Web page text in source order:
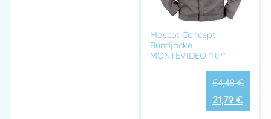
Mascot Concept
Bundjacke
MONTEVIDEO *RP*
54,48€
21,79 €